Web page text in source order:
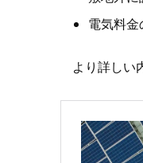
電気料
より詳しい